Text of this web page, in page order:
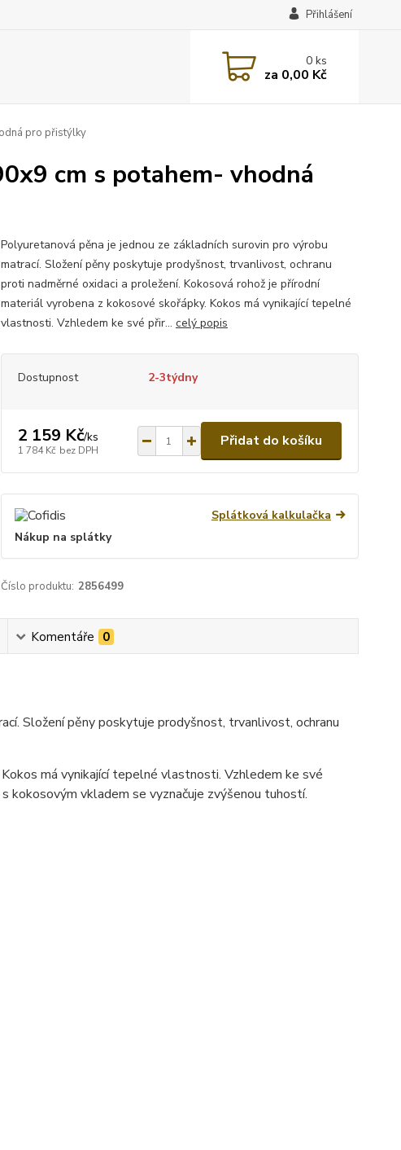
Přihlášení
0ks
za 0,00 Kč
pro přistýlky
cm s potahem- vhodná
Polyuretanová pěna je jednou ze základních surovin pro výrobu
matrací. Složení pěny poskytuje prodyšnost, trvanlivost, ochranu
proti nadměrné oxidaci a proležení. Kokosová rohož je přírodní
materiál vyrobena z kokosové skořápky. Kokos má vynikající tepelné
vlastnosti. Vzhledem ke své přir... celý popis
Dostupnost 2-3týdny
2 159 Kč/ks
1 784 Kč bez DPH
Přidat do košíku
Splátková kalkulačka
Nákup na splátky
Číslo produktu: 2856499
Komentáře 0
Složení pěny poskytuje prodyšnost, trvanlivost, ochranu
má vynikající tepelné vlastnosti. Vzhledem ke své
kokosovým vkladem se vyznačuje zvýšenou tuhostí.